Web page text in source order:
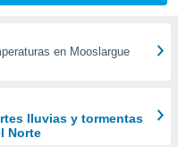
en Mooslargue
lluvias y tormentas
Norte